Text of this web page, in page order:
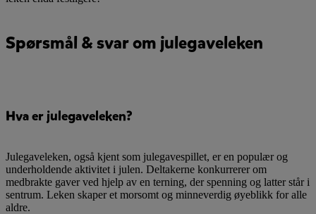
Spørsmål & svar om julegaveleken
Hva er julegaveleken?
Julegaveleken, også kjent som julegavespillet, er en populær og
underholdende aktivitet i julen. Deltakerne konkurrerer om
medbrakte gaver ved hjelp av en terning, der spenning og latter står i
sentrum. Leken skaper et morsomt og minneverdig øyeblikk for alle
aldre.